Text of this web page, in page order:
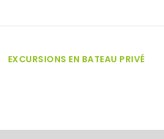
EXCURSIONS EN BATEAU PRIVÉ